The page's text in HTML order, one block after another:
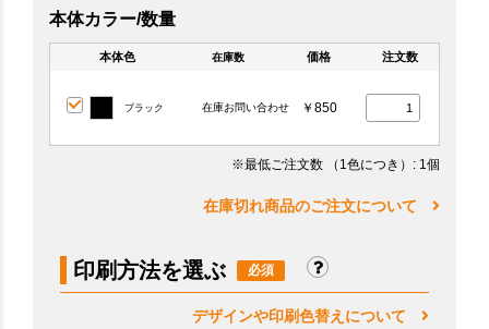
本体カラー/数量
本体色 在庫数 価格 注文数
ブラック 在庫お問い合わせ ￥850
※最低ご注文数 （1色につき） : 1個
在庫切れ商品のご注文について
印刷方法を選ぶ
デザインや印刷色替えについて